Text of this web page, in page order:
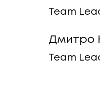
Team
Дмитро
Team